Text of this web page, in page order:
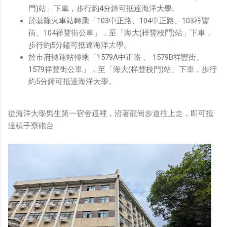
門)站」下車，步行約4分鐘可抵達海洋大學。
於基隆火車站轉乘「103中正路、104中正路、103祥豐
街、104祥豐街公車」，至「海大(样豐校門)站」下車，
步行約5分鐘可抵達海洋大學。
於市府轉運站轉乘「1579A中正路 、 1579B祥豐街、
1579祥豐街公車」，至「海大(样豐校門)站」下車，步行
約5分鐘可抵達海洋大學。
從海洋大學男生第一宿舍這裡，沿著龍崗步道往上走，即可抵
達槓子寮砲台